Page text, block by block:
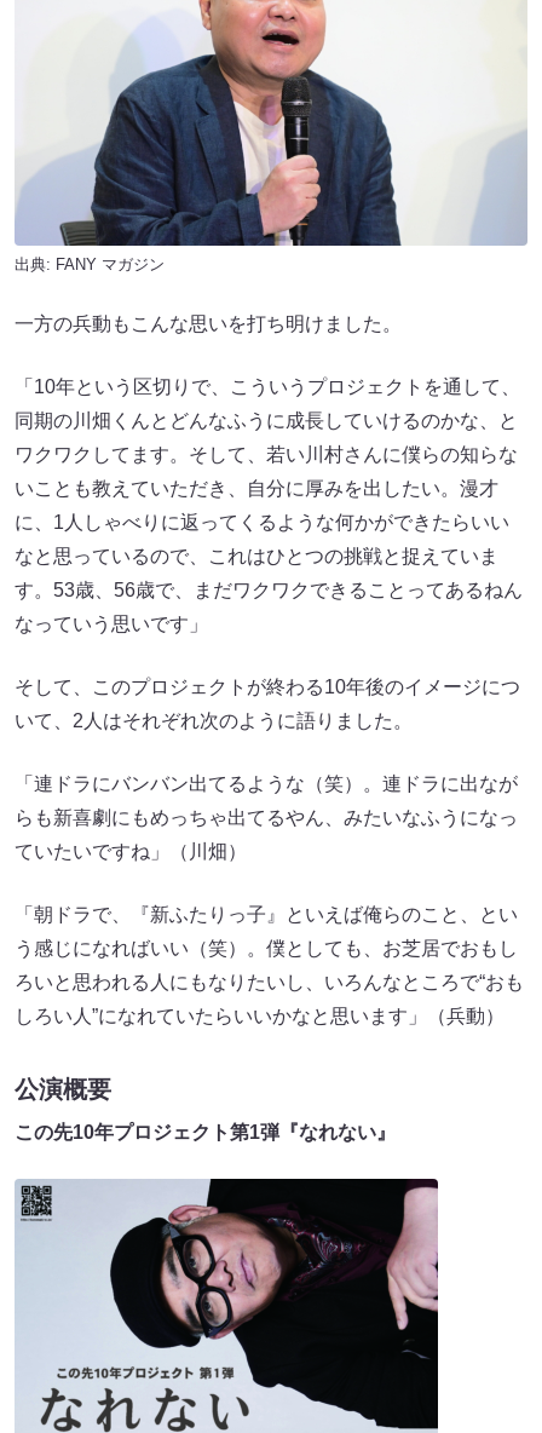
出典: FANY マガジン
一方の兵動もこんな思いを打ち明けました。
「10年という区切りで、こういうプロジェクトを通して、
同期の川畑くんとどんなふうに成長していけるのかな、と
ワクワクしてます。そして、若い川村さんに僕らの知らな
いことも教えていただき、自分に厚みを出したい。漫才
に、1人しゃべりに返ってくるような何かができたらいい
なと思っているので、これはひとつの挑戦と捉えていま
す。53歳、56歳で、まだワクワクできることってあるねん
なっていう思いです」
そして、このプロジェクトが終わる10年後のイメージにつ
いて、2人はそれぞれ次のように語りました。
「連ドラにバンバン出てるような（笑）。連ドラに出なが
らも新喜劇にもめっちゃ出てるやん、みたいなふうになっ
ていたいですね」（川畑）
「朝ドラで、『新ふたりっ子』といえば俺らのこと、とい
う感じになればいい（笑）。僕としても、お芝居でおもし
ろいと思われる人にもなりたいし、いろんなところで“おも
しろい人”になれていたらいいかなと思います」（兵動）
公演概要
この先10年プロジェクト第1弾『なれない』